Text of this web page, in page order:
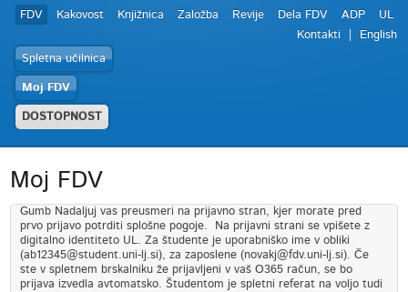
FDV Kakovost Knjižnica Založba Revije Dela FDV ADP
UL
Kontakti
English
Spletna učilnica
Moj FDV
DOSTOPNOST
Moj FDV
Gumb Nadaljuj vas preusmeri na prijavno stran, kjer morate pred
prvo prijavo potrditi splošne pogoje. Na prijavni strani se vpišete z
digitalno identiteto UL. Za študente je uporabniško ime v obliki
(ab12345@student.uni-lj.si), za zaposlene (novakj@fdv.uni-lj.si). Če
ste v spletnem brskalniku že prijavljeni v vaš O365 račun, se bo
prijava izvedla avtomatsko. Študentom je spletni referat na voljo tudi